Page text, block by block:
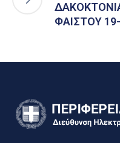
ΦΑΙΣΤΟΥ